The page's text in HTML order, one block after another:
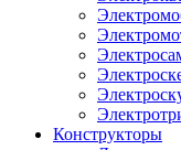
Конструкторы